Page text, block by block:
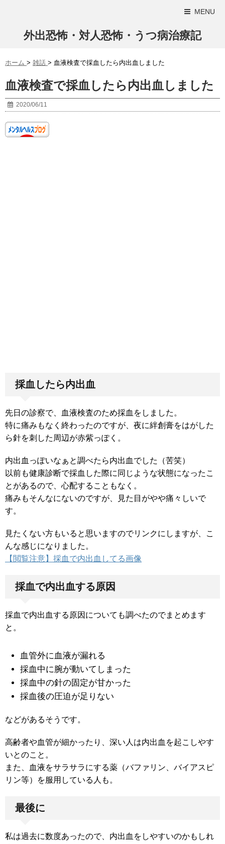
MENU
外出恐怖・対人恐怖・うつ病治療記
ホーム > 雑話 > 血液検査で採血したら内出血しました
血液検査で採血したら内出血しました
2020/06/11
採血したら内出血
先日の診察で、血液検査のため採血をしました。
特に痛みもなく終わったのですが、夜に絆創膏をはがした
ら針を刺した周辺が赤紫っぽく。
内出血っぽいなぁと調べたら内出血でした（苦笑）
以前も健康診断で採血した際に同じような状態になったこ
とがあるので、心配することもなく。
痛みもそんなにないのですが、見た目がやや痛々しいで
す。
見たくない方もいると思いますのでリンクにしますが、こ
んな感じになりました。
【閲覧注意】採血で内出血してる画像
採血で内出血する原因
採血で内出血する原因についても調べたのでまとめます
と。
血管外に血液が漏れる
採血中に腕が動いてしまった
採血中の針の固定が甘かった
採血後の圧迫が足りない
などがあるそうです。
高齢者や血管が細かったり、深い人は内出血を起こしやす
いとのこと。
また、血液をサラサラにする薬（バファリン、バイアスピ
リン等）を服用している人も。
最後に
私は過去に数度あったので、内出血をしやすいのかもしれ